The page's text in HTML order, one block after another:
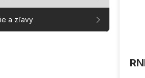
a zľavy